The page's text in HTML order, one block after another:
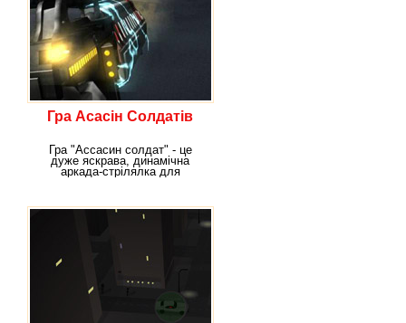
Гра Асасін Солдатів
Гра "Ассасин солдат" - це
дуже яскрава, динамічна
аркада-стрілялка для